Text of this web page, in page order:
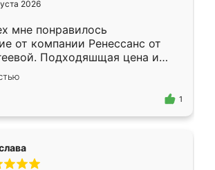
2026
мне понравилось
от компании Ренессанс от
Подходяшщая цена и
изготовления. Приехавший
сотрудник Владислав
моему эскизу самый
1